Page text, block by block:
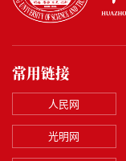
常用链接
人民网
光明网